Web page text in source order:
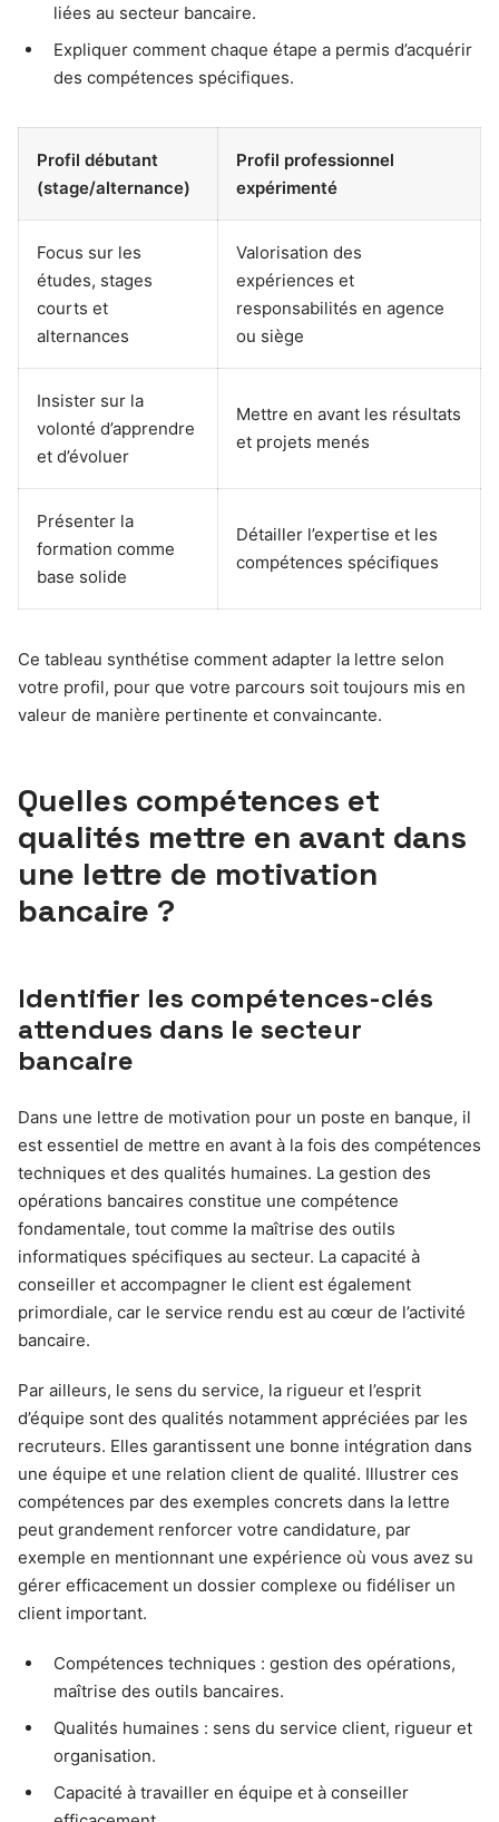
liées au secteur bancaire.
Expliquer comment chaque étape a permis d’acquérir
des compétences spécifiques.
Profil débutant
(stage/alternance)
Profil professionnel
expérimenté
Focus sur les
études, stages
courts et
alternances
Valorisation des
expériences et
responsabilités en agence
ou siège
Insister sur la
volonté d’apprendre
et d’évoluer
Mettre en avant les résultats
et projets menés
Présenter la
formation comme
base solide
Détailler l’expertise et les
compétences spécifiques
Ce tableau synthétise comment adapter la lettre selon
votre profil, pour que votre parcours soit toujours mis en
valeur de manière pertinente et convaincante.
Quelles compétences et
qualités mettre en avant dans
une lettre de motivation
bancaire ?
Identifier les compétences-clés
attendues dans le secteur
bancaire
Dans une lettre de motivation pour un poste en banque, il
est essentiel de mettre en avant à la fois des compétences
techniques et des qualités humaines. La gestion des
opérations bancaires constitue une compétence
fondamentale, tout comme la maîtrise des outils
informatiques spécifiques au secteur. La capacité à
conseiller et accompagner le client est également
primordiale, car le service rendu est au cœur de l’activité
bancaire.
Par ailleurs, le sens du service, la rigueur et l’esprit
d’équipe sont des qualités notamment appréciées par les
recruteurs. Elles garantissent une bonne intégration dans
une équipe et une relation client de qualité. Illustrer ces
compétences par des exemples concrets dans la lettre
peut grandement renforcer votre candidature, par
exemple en mentionnant une expérience où vous avez su
gérer efficacement un dossier complexe ou fidéliser un
client important.
Compétences techniques : gestion des opérations,
maîtrise des outils bancaires.
Qualités humaines : sens du service client, rigueur et
organisation.
Capacité à travailler en équipe et à conseiller